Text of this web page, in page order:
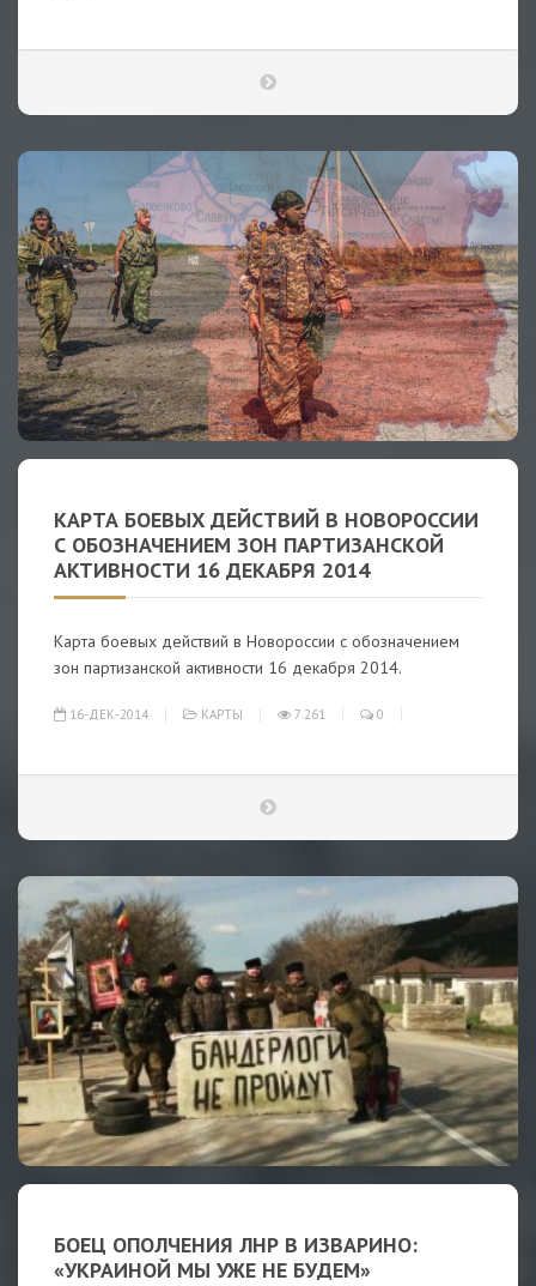
КАРТА БОЕВЫХ ДЕЙСТВИЙ В НОВОРОССИИ
С ОБОЗНАЧЕНИЕМ ЗОН ПАРТИЗАНСКОЙ
АКТИВНОСТИ 16 ДЕКАБРЯ 2014
Карта боевых действий в Новороссии с обозначением
зон партизанской активности 16 декабря 2014.
16-ДЕК-2014 КАРТЫ 7 261 0
БОЕЦ ОПОЛЧЕНИЯ ЛНР В ИЗВАРИНО:
«УКРАИНОЙ МЫ УЖЕ НЕ БУДЕМ»